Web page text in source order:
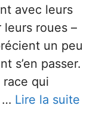
avec leurs
roues –
un peu
s’en passer.
race qui
… Lire la suite